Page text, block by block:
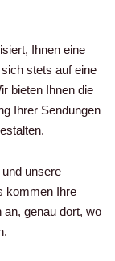
Ihnen eine
stets auf eine
bieten Ihnen die
Ihrer Sendungen
unsere
kommen Ihre
genau dort, wo